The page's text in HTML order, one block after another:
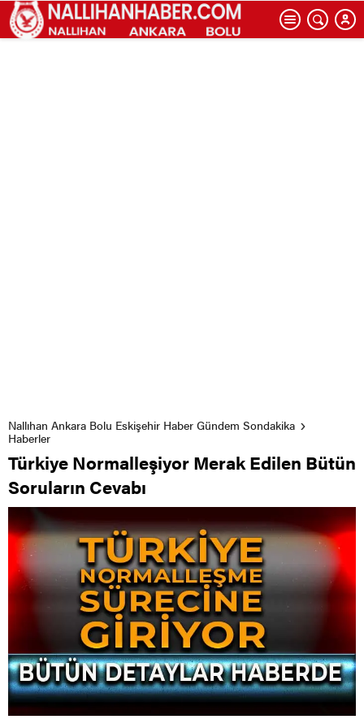
Nallıhan Ankara Bolu Eskişehir Haber Gündem Sondakika
Haberler
Türkiye Normalleşiyor Merak Edilen Bütün
Soruların Cevabı